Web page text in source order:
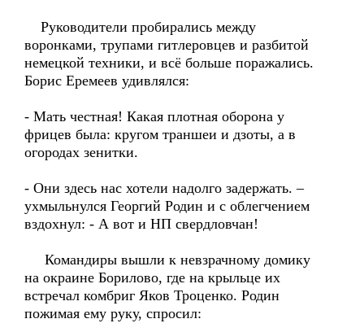
Руководители пробирались между
воронками, трупами гитлеровцев и разбитой
немецкой техники, и всё больше поражались.
Борис Еремеев удивлялся:
- Мать честная! Какая плотная оборона у
фрицев была: кругом траншеи и дзоты, а в
огородах зенитки.
- Они здесь нас хотели надолго задержать. –
ухмыльнулся Георгий Родин и с облегчением
вздохнул: - А вот и НП свердловчан!
Командиры вышли к невзрачному домику
на окраине Борилово, где на крыльце их
встречал комбриг Яков Троценко. Родин
пожимая ему руку, спросил: